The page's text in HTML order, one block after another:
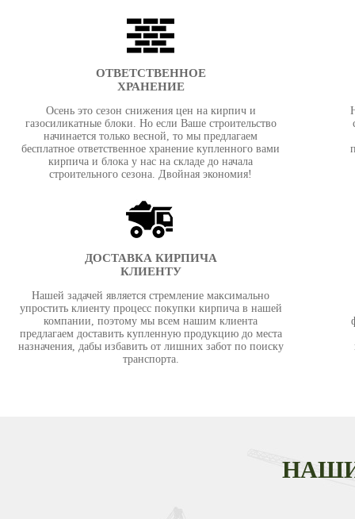
ОТВЕТСТВЕННОЕ
ХРАНЕНИЕ
Осень это сезон снижения цен на кирпич и
газосиликатные блоки. Но если Ваше строительство
начинается только весной, то мы предлагаем
бесплатное ответственное хранение купленного вами
кирпича и блока у нас на складе до начала
строительного сезона. Двойная экономия!
ДОСТАВКА КИРПИЧА
КЛИЕНТУ
Нашей задачей является стремление максимально
упростить клиенту процесс покупки кирпича в нашей
компании, поэтому мы всем нашим клиента
предлагаем доставить купленную продукцию до места
назначения, дабы избавить от лишних забот по поиску
транспорта.